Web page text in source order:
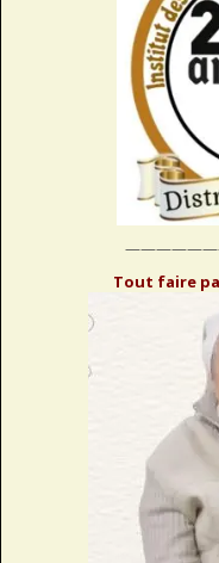
Tout faire